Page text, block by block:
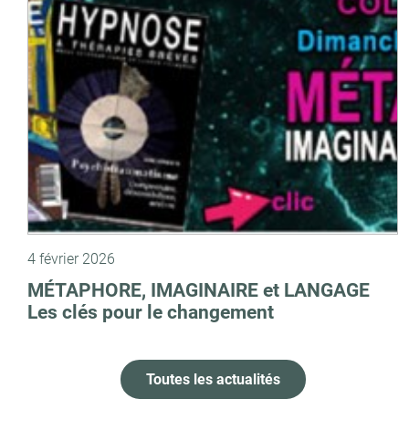
4 février 2026
MÉTAPHORE, IMAGINAIRE et LANGAGE
Les clés pour le changement
Toutes les actualités